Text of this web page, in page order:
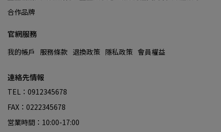
合作品牌
官網服務
我的帳戶 服務條款 退換政策 隱私政策 會員權益
連絡先情報
TEL：0912345678
FAX：0222345678
営業時間：10:00-17:00